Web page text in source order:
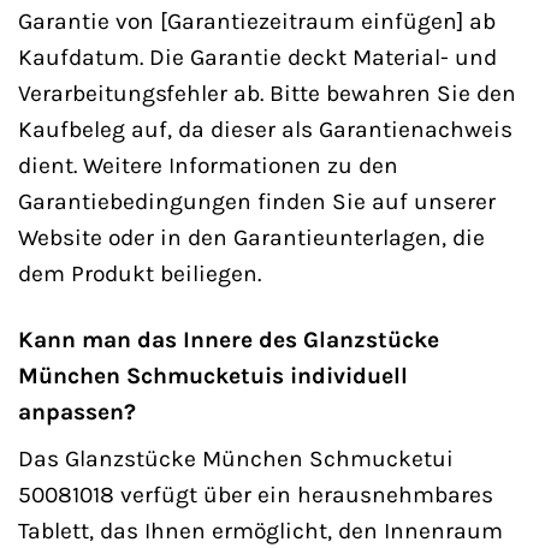
Garantie von [Garantiezeitraum einfügen] ab
Kaufdatum. Die Garantie deckt Material- und
Verarbeitungsfehler ab. Bitte bewahren Sie den
Kaufbeleg auf, da dieser als Garantienachweis
dient. Weitere Informationen zu den
Garantiebedingungen finden Sie auf unserer
Website oder in den Garantieunterlagen, die
dem Produkt beiliegen.
Kann man das Innere des Glanzstücke
München Schmucketuis individuell
anpassen?
Das Glanzstücke München Schmucketui
50081018 verfügt über ein herausnehmbares
Tablett, das Ihnen ermöglicht, den Innenraum